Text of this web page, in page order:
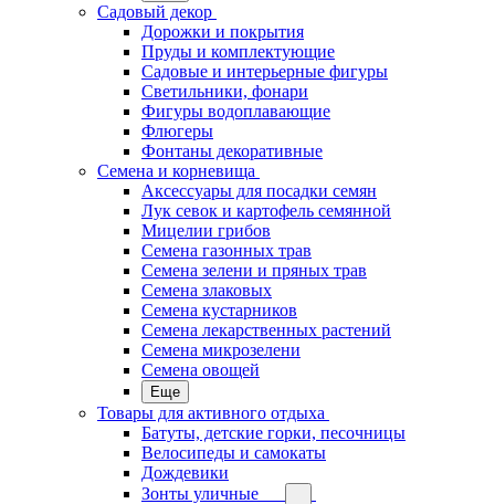
Садовый декор
Дорожки и покрытия
Пруды и комплектующие
Садовые и интерьерные фигуры
Светильники, фонари
Фигуры водоплавающие
Флюгеры
Фонтаны декоративные
Семена и корневища
Аксессуары для посадки семян
Лук севок и картофель семянной
Мицелии грибов
Семена газонных трав
Семена зелени и пряных трав
Семена злаковых
Семена кустарников
Семена лекарственных растений
Семена микрозелени
Семена овощей
Еще
Товары для активного отдыха
Батуты, детские горки, песочницы
Велосипеды и самокаты
Дождевики
Зонты уличные